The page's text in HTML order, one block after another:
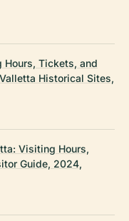
Hours, Tickets, and
Historical Sites,
Visiting Hours,
Guide, 2024,